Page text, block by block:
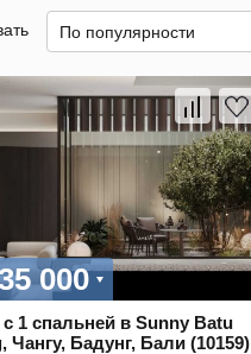
По популярности
000
1 спальней в Sunny Batu
Чангу, Бадунг, Бали (10159)